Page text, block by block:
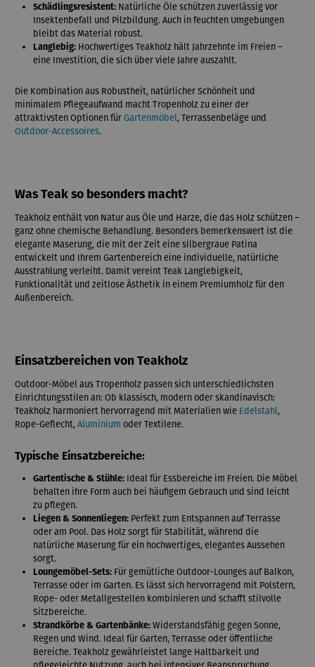
Schädlingsresistent: Natürliche Öle schützen zuverlässig vor
Insektenbefall und Pilzbildung. Auch in feuchten Umgebungen
bleibt das Material robust.
Langlebig:Hochwertiges Teakholz hält Jahrzehnte im Freien –
eine Investition, die sich über viele Jahre auszahlt.
Die Kombination aus Robustheit, natürlicher Schönheit und
minimalem Pflegeaufwand macht Tropenholz zu einer der
attraktivsten Optionen für Gartenmöbel, Terrassenbeläge und
Outdoor-Accessoires.
Was Teak so besonders macht?
Teakholz enthält von Natur aus Öle und Harze, die das Holz schützen –
ganz ohne chemische Behandlung. Besonders bemerkenswert ist die
elegante Maserung, die mit der Zeit eine silbergraue Patina
entwickelt und Ihrem Gartenbereich eine individuelle, natürliche
Ausstrahlung verleiht. Damit vereint Teak Langlebigkeit,
Funktionalität und zeitlose Ästhetik in einem Premiumholz für den
Außenbereich.
Einsatzbereichen von Teakholz
Outdoor-Möbel aus Tropenholz passen sich unterschiedlichsten
Einrichtungsstilen an: Ob klassisch, modern oder skandinavisch:
Teakholz harmoniert hervorragend mit Materialien wie Edelstahl,
Rope-Geflecht, Aluminium oder Textilene.
Typische Einsatzbereiche:
Gartentische & Stühle:Ideal für Essbereiche im Freien. Die Möbel
behalten ihre Form auch bei häufigem Gebrauch und sind leicht
zu pflegen.
Liegen & Sonnenliegen:Perfekt zum Entspannen auf Terrasse
oder am Pool. Das Holz sorgt für Stabilität, während die
natürliche Maserung für ein hochwertiges, elegantes Aussehen
sorgt.
Loungemöbel-Sets: Für gemütliche Outdoor-Lounges auf Balkon,
Terrasse oder im Garten. Es lässt sich hervorragend mit Polstern,
Rope- oder Metallgestellen kombinieren und schafft stilvolle
Sitzbereiche.
Strandkörbe & Gartenbänke:Widerstandsfähig gegen Sonne,
Regen und Wind. Ideal für Garten, Terrasse oder öffentliche
Bereiche. Teakholz gewährleistet lange Haltbarkeit und